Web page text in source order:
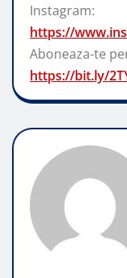
Instagram:
https://
Aboneaza-te
https://bit.ly/